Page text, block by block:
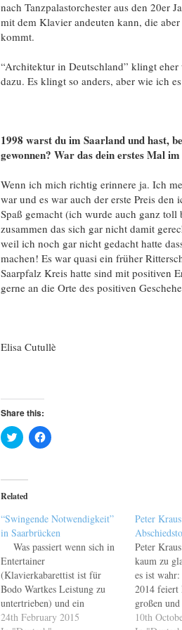
nach Tanzpalastorchester aus den 20er
mit dem Klavier andeuten kann, die
kommt.
“Architektur in Deutschland” klingt
dazu. Es klingt so anders, aber wie ich
1998 warst du im Saarland und hast,
gewonnen? War das dein erstes Mal
Wenn ich mich richtig erinnere ja. Ich
war und es war auch der erste Preis
Spaß gemacht (ich wurde auch ganz
zusammen das sich gar nicht damit
weil ich noch gar nicht gedacht hatte
machen! Es war quasi ein früher
Saarpfalz Kreis hatte sind mit positiven
gerne an die Orte des positiven
Elisa Cutullè
Share this:
Click
to
(Opens
in
new
Click
to
Related
“Swingende Notwendigkeit”
in Saarbrücken
Was passiert wenn sich in
Entertainer
(Klavierkabarettist ist für
Bodo Wartkes Leistung zu
untertrieben) und ein
Orchesterdirigent zufällig am
24th February 2015
Peter
Peter
kaum zu
es ist
2014 feiert
großen und
10th